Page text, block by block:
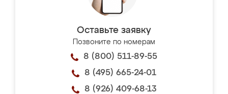
Оставьте заявку
Позвоните по номерам
8 (800) 511-89-55
8 (495) 665-24-01
8 (926) 409-68-13